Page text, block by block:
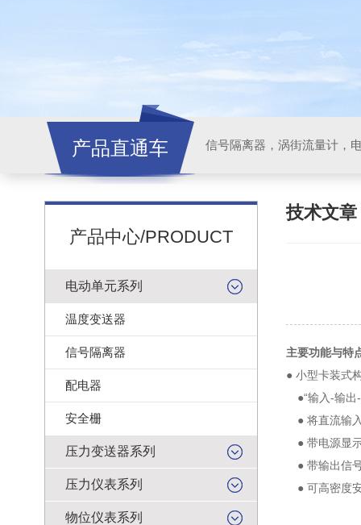
产品直通车 信号隔离器，涡街流量计，
产品中心/PRODUCT
电动单元系列
温度变送器
信号隔离器
配电器
安全栅
压力变送器系列
压力仪表系列
物位仪表系列
技术文章
主要功能与特
● 小型卡装式
●“输入-输出
● 将直流输
● 带电源显
● 带输出信
● 可高密度